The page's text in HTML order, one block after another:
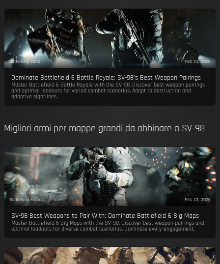
Battlefield Meta Feb 23, 2026
Dominate Battlefield 6 Battle Royale: SV-98's Best Weapon Pairings
Master Battlefield 6 Battle Royale with the SV-98. Discover best weapon pairings
and optimal loadouts for varied combat scenarios. Adapt to destruction and
adaptive sightlines.
Migliori armi per mappe grandi da abbinare a SV-98
Battlefield Meta Feb 23, 2026
SV-98 Best Weapons to Pair With: Dominate Battlefield 6 Big Maps
Master Battlefield 6 Big Maps with the SV-98. Discover best weapon pairings and
optimal loadouts for diverse combat scenarios. Dominate every engagement.